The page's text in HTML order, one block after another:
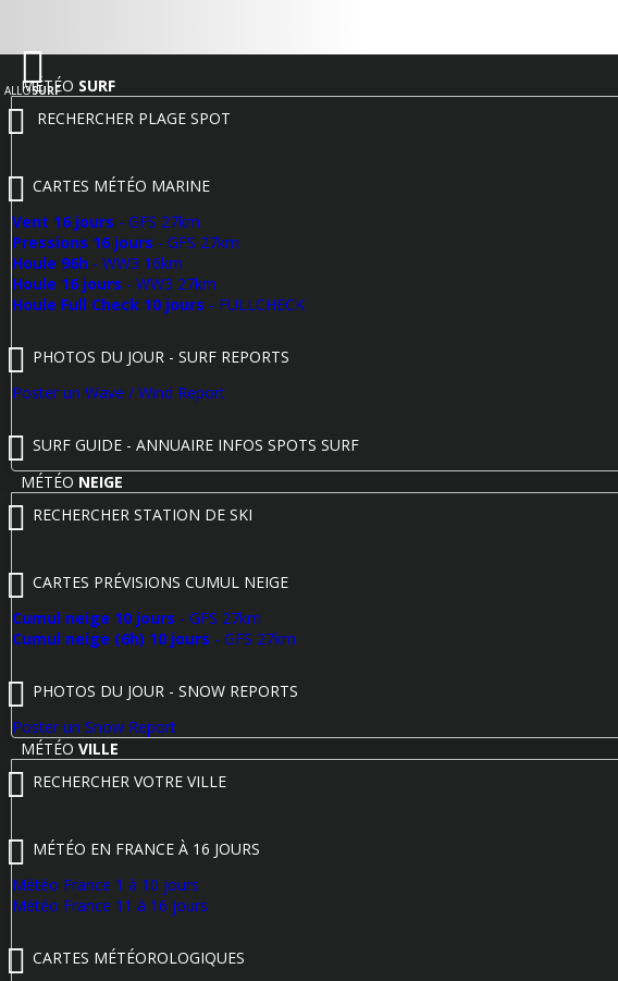
ALLOSURF
MÉTÉO SURF
RECHERCHER PLAGE SPOT
CARTES MÉTÉO MARINE
Vent 16 jours - GFS 27km
Pressions 16 jours - GFS 27km
Houle 96h - WW3 16km
Houle 16 jours - WW3 27km
Houle Full Check 10 jours - FULLCHECK
PHOTOS DU JOUR - SURF REPORTS
Poster un Wave / Wind Report
SURF GUIDE - ANNUAIRE INFOS SPOTS SURF
MÉTÉO NEIGE
RECHERCHER STATION DE SKI
CARTES PRÉVISIONS CUMUL NEIGE
Cumul neige 10 jours - GFS 27km
Cumul neige (6h) 10 jours - GFS 27km
PHOTOS DU JOUR - SNOW REPORTS
Poster un Snow Report
MÉTÉO VILLE
RECHERCHER VOTRE VILLE
MÉTÉO EN FRANCE À 16 JOURS
Météo France 1 à 10 jours
Météo France 11 à 16 jours
CARTES MÉTÉOROLOGIQUES